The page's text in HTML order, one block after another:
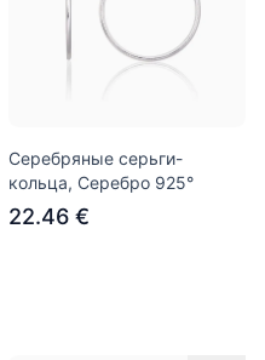
Серебряные серьги-
кольца, Серебро 925°
22.46 €